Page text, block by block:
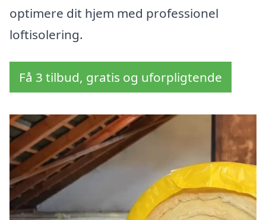
optimere dit hjem med professionel
loftisolering.
Få 3 tilbud, gratis og uforpligtende